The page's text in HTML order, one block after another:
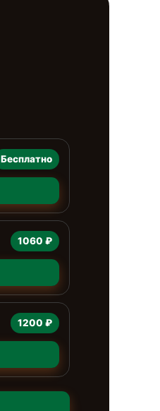
Бесплатно
1060 ₽
1200 ₽